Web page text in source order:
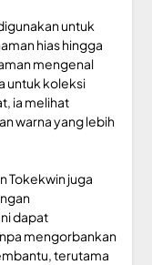
untuk
hias hingga
mengenal
untuk koleksi
ia melihat
warna yang lebih
Tokekwin juga
dapat
mengorbankan
terutama